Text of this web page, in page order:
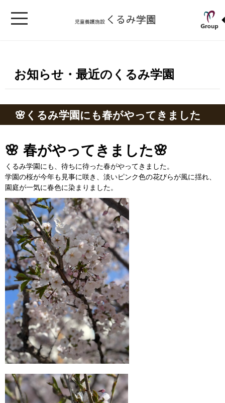
お知らせ・最近のくるみ学園
🌸くるみ学園にも春がやってきました
🌸 春がやってきました🌸
くるみ学園にも、待ちに待った春がやってきました。
学園の桜が今年も見事に咲き、淡いピンク色の花びらが風に揺れ、
園庭が一気に春色に染まりました。